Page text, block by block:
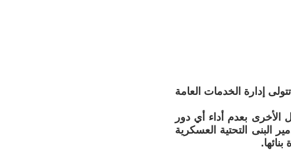
إدارة الخدمات العامة
الأخرى بعدم أداء أي دور
التحتية العسكرية